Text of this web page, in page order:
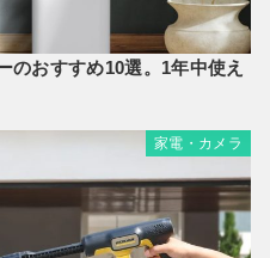
のおすすめ10選。1年中使え
家電・カメラ